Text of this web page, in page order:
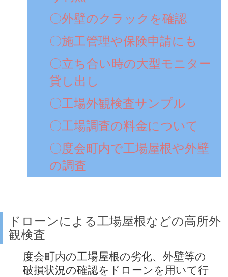
〇外壁のクラックを確認
〇施工管理や保険申請にも
〇立ち合い時の大型モニター
貸し出し
〇工場外観検査サンプル
〇工場調査の料金について
〇度会町内で工場屋根や外壁
の調査
ドローンによる工場屋根などの高所外
観検査
度会町内の工場屋根の劣化、外壁等の
破損状況の確認をドローンを用いて行